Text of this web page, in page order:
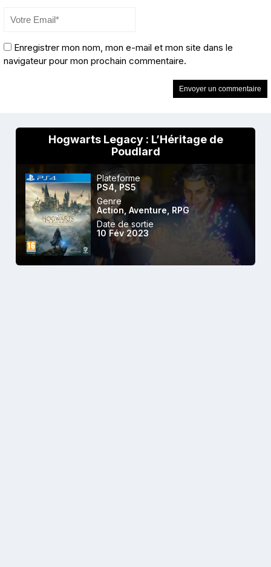
Enregistrer mon nom, mon e-mail et mon site dans le
navigateur pour mon prochain commentaire.
Hogwarts Legacy : L’Héritage de
Poudlard
Plateforme
PS4,PS5
Genre
Action Aventure RPG
Date de sortie
10 Fév 2023